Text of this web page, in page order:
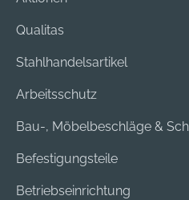
Qualitas
Stahlhandelsartikel
Arbeitsschutz
Bau-, Möbelbeschläge &
Befestigungsteile
Betriebseinrichtung